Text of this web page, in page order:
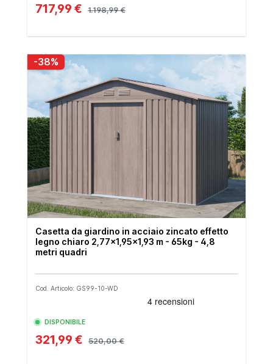
717,99 € 1.198,99 €
-38%
Casetta da giardino in acciaio zincato effetto
legno chiaro 2,77x1,95x1,93 m - 65kg - 4,8
metri quadri
Cod. Articolo: GS99-10-WD
DISPONIBILE
321,99 € 520,00 €